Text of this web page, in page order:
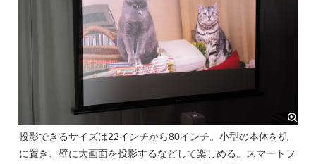
投影できるサイズは22インチから80インチ。小型の本体を机
に置き、壁に大画面を投影するなどして楽しめる。スマートフ